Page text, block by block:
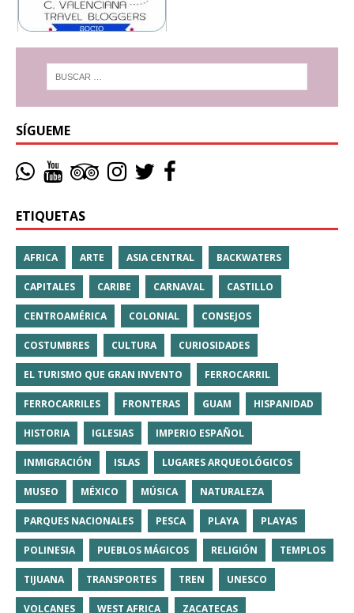
SÍGUEME
ETIQUETAS
AFRICA ARTE ASIA CENTRAL BACKWATERS
CAPITALES CARIBE CARNAVAL CASTILLO
CENTROAMÉRICA COLONIAL CONSEJOS
COSTUMBRES CULTURA CURIOSIDADES
EL TURISMO QUE GRAN INVENTO FERROCARRIL
FERROCARRILES FRONTERAS GUAM HISPANIDAD
HISTORIA IGLESIAS IMPERIO ESPAÑOL
INMIGRACIÓN ISLAS LUGARES ARQUEOLÓGICOS
MUSEO MÉXICO MÚSICA NATURALEZA
PARQUES NACIONALES PESCA PLAYA PLAYAS
POLINESIA PUEBLOS MÁGICOS RELIGIÓN TEMPLOS
TIJUANA TRANSPORTES TREN UNESCO
VOLCANES WEST AFRICA ZACATECAS